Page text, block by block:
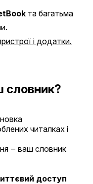
та багатьма
і додатки.
словник?
читалках і
‒ ваш словник
доступ